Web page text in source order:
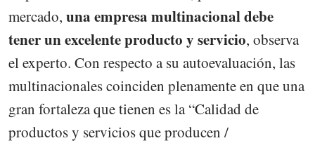
mercado, una empresa multinacional debe
tener un excelente producto y servicio, observa
el experto. Con respecto a su autoevaluación, las
multinacionales coinciden plenamente en que una
gran fortaleza que tienen es la “Calidad de
productos y servicios que producen /